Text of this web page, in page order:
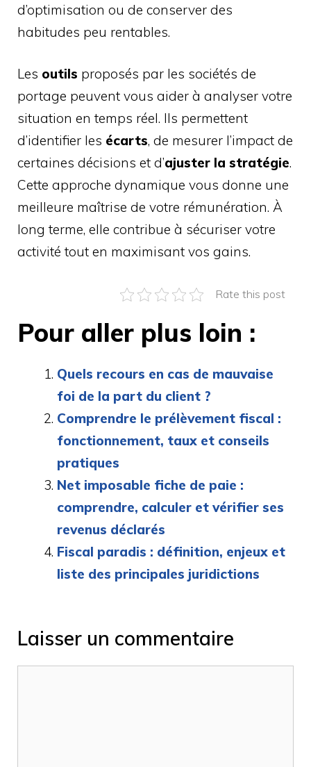
d’optimisation ou de conserver des
habitudes peu rentables.
Les outils proposés par les sociétés de
portage peuvent vous aider à analyser votre
situation en temps réel. Ils permettent
d’identifier les écarts, de mesurer l’impact de
certaines décisions et d’ajuster la stratégie.
Cette approche dynamique vous donne une
meilleure maîtrise de votre rémunération. À
long terme, elle contribue à sécuriser votre
activité tout en maximisant vos gains.
Rate this post
Pour aller plus loin :
Quels recours en cas de mauvaise
foi de la part du client ?
Comprendre le prélèvement fiscal :
fonctionnement, taux et conseils
pratiques
Net imposable fiche de paie :
comprendre, calculer et vérifier ses
revenus déclarés
Fiscal paradis : définition, enjeux et
liste des principales juridictions
Laisser un commentaire